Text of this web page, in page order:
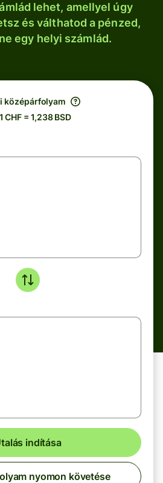
lehet, amellyel úgy
és válthatod a pénzed,
egy helyi számlád.
középárfolyam
CHF = 1,238 BSD
indítása
nyomon követése